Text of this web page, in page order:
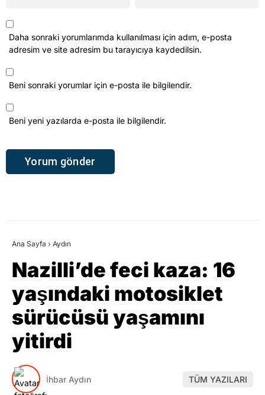
Daha sonraki yorumlarımda kullanılması için adım, e-posta
adresim ve site adresim bu tarayıcıya kaydedilsin.
Beni sonraki yorumlar için e-posta ile bilgilendir.
Beni yeni yazılarda e-posta ile bilgilendir.
Ana Sayfa › Aydın
Nazilli’de feci kaza: 16
yaşındaki motosiklet
sürücüsü yaşamını
yitirdi
İhbar Aydın TÜM YAZILARI